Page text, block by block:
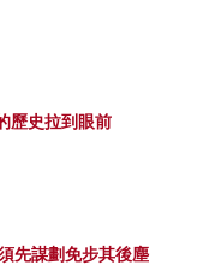
歷史拉到眼前
先謀劃免步其後塵